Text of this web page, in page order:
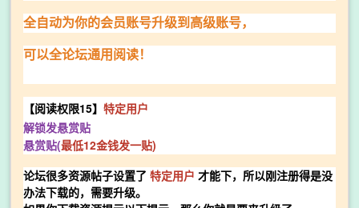
全自动为你的会员账号升级到高级账号，
可以全论坛通用阅读！
【阅读权限15】 特定用户
解锁发悬赏贴
悬赏贴(最低12金钱发一贴)
论坛很多资源帖子设置了 特定用户 才能下，所以刚注册得是没
办法下载的，需要升级。